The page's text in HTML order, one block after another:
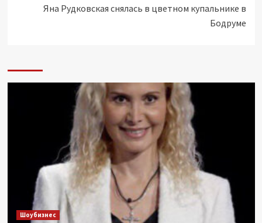
Яна Рудковская снялась в цветном купальнике в
Бодруме
Шоубизнес